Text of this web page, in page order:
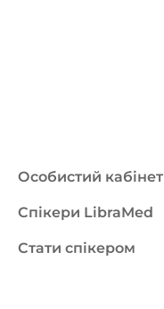
Особистий кабінет
Спікери LibraMed
Стати спікером